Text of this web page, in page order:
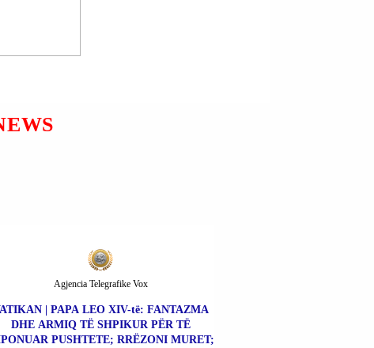
| PAPA LEO XIV-të: FANTAZMA
DHE ARMIQ TË SHPIKUR PËR TË
PUSHTETE; RRËZONI MURET;
Agjencia Telegrafike Vox